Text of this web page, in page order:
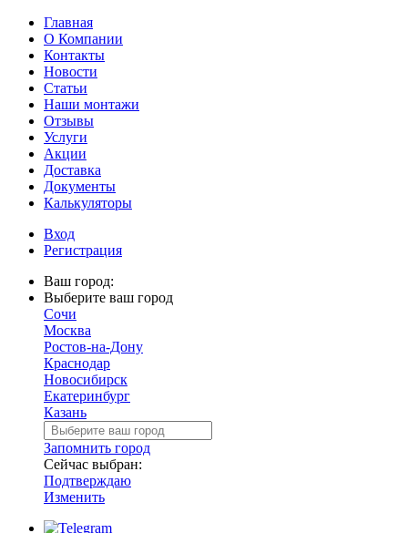
Главная
О Компании
Контакты
Новости
Статьи
Наши монтажи
Отзывы
Услуги
Акции
Доставка
Документы
Калькуляторы
Вход
Регистрация
Ваш город:
Выберите ваш город
Сочи
Москва
Ростов-на-Дону
Краснодар
Новосибирск
Екатеринбург
Казань
Запомнить город
Сейчас выбран:
Подтверждаю
Изменить